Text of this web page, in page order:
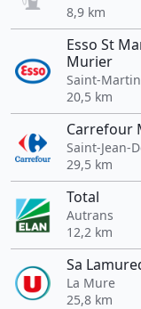
8,9 km
Esso St
Murier
Saint-
20,5 km
Carrefour
Saint-Jean-
29,5 km
Total
Autrans
12,2 km
Sa
La Mure
25,8 km